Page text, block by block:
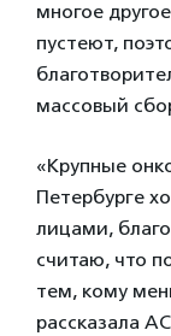
многое
пустеют,
массовый
«Крупные
Петербурге
лицами,
считаю, что
тем, кому
рассказала